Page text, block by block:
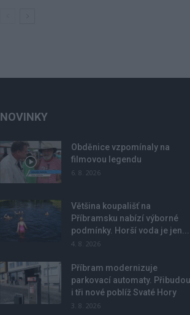
NOVINKY
Obděnice vzpomínaly na
filmovou legendu
6. 8. 2026
Většina koupališť na
Příbramsku nabízí výborné
podmínky. Horší voda je jen...
4. 8. 2026
Příbram modernizuje
parkovací automaty. Přibudou
i tři nové poblíž Svaté Hory
3. 8. 2026